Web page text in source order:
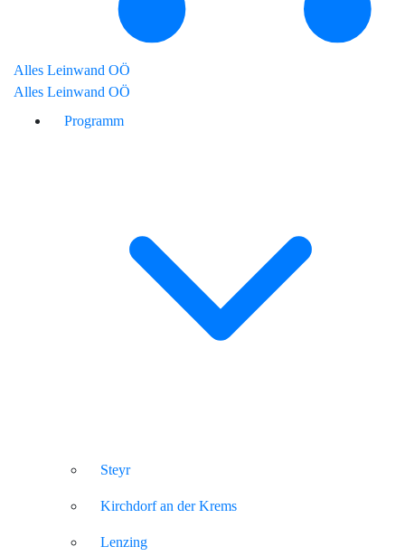
Alles Leinwand OÖ
Alles Leinwand OÖ
Programm
Steyr
Kirchdorf an der Krems
Lenzing